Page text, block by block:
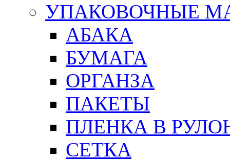
УПАКОВОЧНЫЕ
АБАКА
БУМАГА
ОРГАНЗА
ПАКЕТЫ
ПЛЕНКА В
СЕТКА